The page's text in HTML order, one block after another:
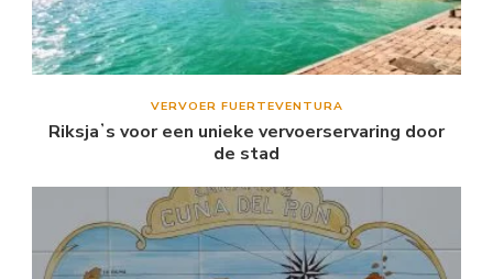
VERVOER FUERTEVENTURA
Riksjaʼs voor een unieke vervoerservaring door
de stad